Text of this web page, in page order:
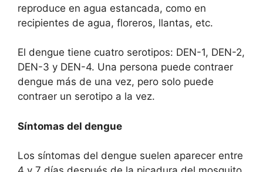
reproduce en agua estancada, como en
recipientes de agua, floreros, llantas, etc.
El dengue tiene cuatro serotipos: DEN-1, DEN-2,
DEN-3 y DEN-4. Una persona puede contraer
dengue más de una vez, pero solo puede
contraer un serotipo a la vez.
Síntomas del dengue
Los síntomas del dengue suelen aparecer entre